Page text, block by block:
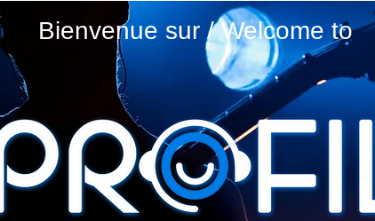
Bienvenue sur / Welcome to